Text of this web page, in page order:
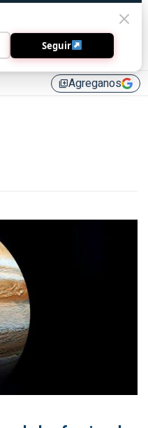
library_addAgreganos
Seguir